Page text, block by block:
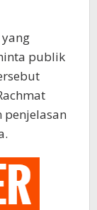
publik
penjelasan